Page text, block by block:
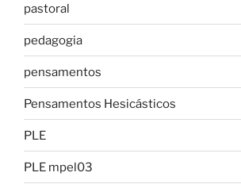
pastoral
pedagogia
pensamentos
Pensamentos Hesicásticos
PLE
PLE mpel03